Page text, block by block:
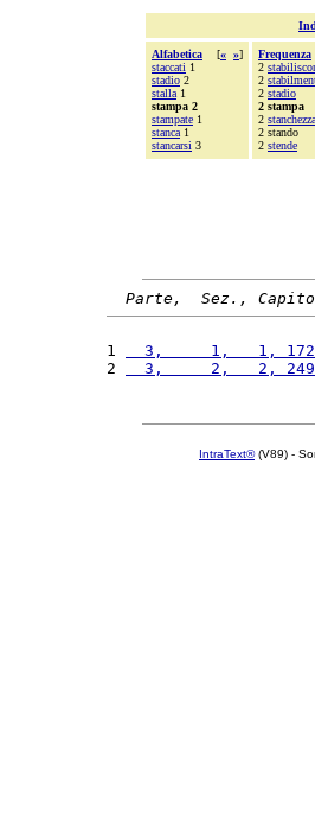
Alfabetica [« »]
staccati 1
stadio 2
stalla 1
stampa 2
stampate 1
stanca 1
stancarsi 3
Frequenza
2
2
2 stadio
2 stampa
2 stanchezza
2 stando
2 stende
Parte,  Sez.,
1
3,     1,   1,
2
3,     2,   2,
IntraText®(V89) -